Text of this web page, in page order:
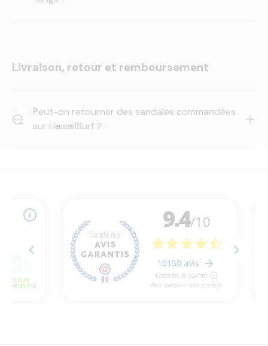
Livraison, retour et remboursement
Peut-on retourner des sandales commandées
sur HawaiiSurf ?